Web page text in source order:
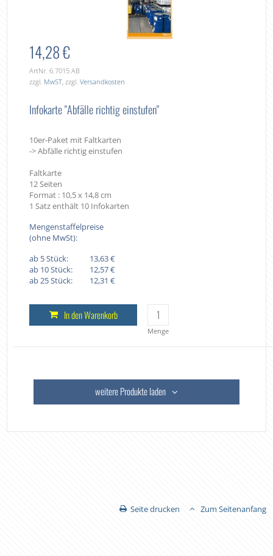
14,28 €
ArtNr. 6.7015 AB
zzgl. MwST , zzgl.Versandkosten
Infokarte "Abfälle richtig einstufen"
10er-Paket mit Faltkarten
-> Abfälle richtig einstufen
Faltkarte
12 Seiten
Format : 10,5 x 14,8 cm
1 Satz enthält 10 Infokarten
Mengenstaffelpreise
(ohne MwSt):
ab 5 Stück:
13,63 €
ab 10 Stück:
12,57 €
ab 25 Stück:
12,31 €
Menge
In den Warenkorb
weitere Produkte laden
Seite drucken Zum Seitenanfang